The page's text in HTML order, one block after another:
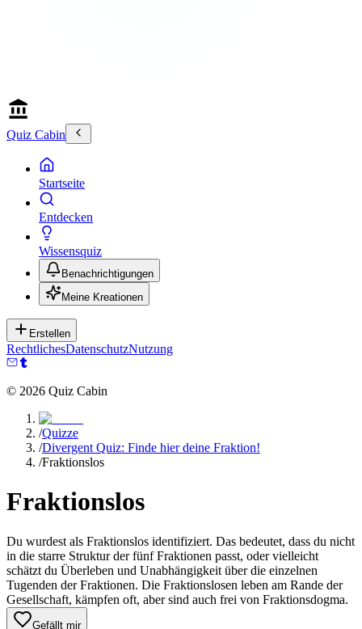
Quiz Cabin
Startseite
Entdecken
Wissensquiz
Benachrichtigungen
Meine Kreationen
Erstellen
RechtlichesDatenschutzNutzung
© 2026 Quiz Cabin
/Quizze
/Divergent Quiz: Finde hier deine Fraktion!
/Fraktionslos
Fraktionslos
Du wurdest als Fraktionslos identifiziert. Das bedeutet, dass du nicht
in die starre Struktur der fünf Fraktionen passt, oder vielleicht
schätzt du Überleben und Unabhängigkeit über die einzelnen
Tugenden der Fraktionen. Die Fraktionslosen leben am Rande der
Gesellschaft, kämpfen oft, aber sind auch frei von Fraktionsdogma.
Gefällt mir